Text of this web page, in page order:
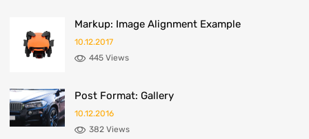
Markup: Image Alignment Example
10.12.2017
445 Views
Post Format: Gallery
10.12.2016
382 Views